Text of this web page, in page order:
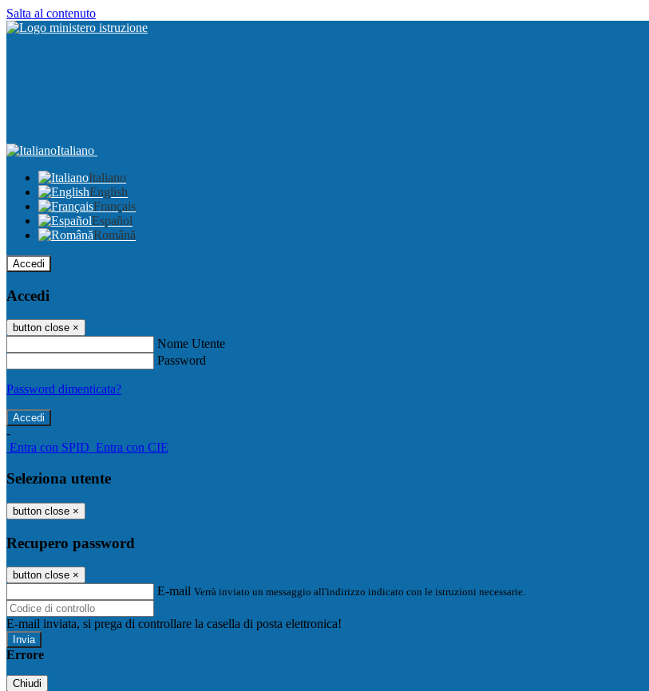
Salta al contenuto
Italiano
Italiano
English
Français
Español
Română
Accedi
Accedi
button close ×
Nome Utente
Password
Password dimenticata?
-
Entra con SPID Entra con CIE
Seleziona utente
button close ×
Recupero password
button close ×
E-mail Verrà inviato un messaggio all'indirizzo indicato con le istruzioni necessarie.
E-mail inviata, si prega di controllare la casella di posta elettronica!
Errore
Chiudi